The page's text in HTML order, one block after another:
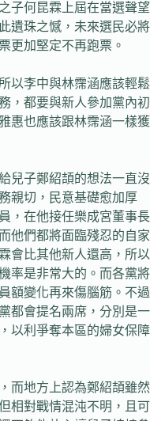
子何昆霖上屆在當選聲望
遺珠之憾，未來選民必將
更加堅定不再跑票。
以李中與林霈涵應該輕鬆
，都要與新人參加黨內初
惠也應該跟林霈涵一樣獲
兒子鄭紹頡的想法一直沒
親切，民意基礎愈加厚
，在他接任樂成宮董事長
他們都將面臨殘忍的自家
會比其他新人還高，所以
率是非常大的。而各黨將
額變化再來傷腦筋。不過
都會提名兩席，分別是一
以利爭奪本區的婦女保障
而地方上認為鄭紹頡雖然
相對戰情混沌不明，且可